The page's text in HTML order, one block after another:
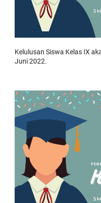
Kelulusan Siswa Kelas IX
Juni 2022.